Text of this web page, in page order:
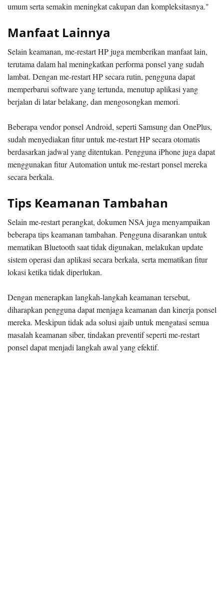
umum serta semakin meningkat cakupan dan kompleksitasnya."
Manfaat Lainnya
Selain keamanan, me-restart HP juga memberikan manfaat lain,
terutama dalam hal meningkatkan performa ponsel yang sudah
lambat. Dengan me-restart HP secara rutin, pengguna dapat
memperbarui software yang tertunda, menutup aplikasi yang
berjalan di latar belakang, dan mengosongkan memori.
Beberapa vendor ponsel Android, seperti Samsung dan OnePlus,
sudah menyediakan fitur untuk me-restart HP secara otomatis
berdasarkan jadwal yang ditentukan. Pengguna iPhone juga dapat
menggunakan fitur Automation untuk me-restart ponsel mereka
secara berkala.
Tips Keamanan Tambahan
Selain me-restart perangkat, dokumen NSA juga menyampaikan
beberapa tips keamanan tambahan. Pengguna disarankan untuk
mematikan Bluetooth saat tidak digunakan, melakukan update
sistem operasi dan aplikasi secara berkala, serta mematikan fitur
lokasi ketika tidak diperlukan.
Dengan menerapkan langkah-langkah keamanan tersebut,
diharapkan pengguna dapat menjaga keamanan dan kinerja ponsel
mereka. Meskipun tidak ada solusi ajaib untuk mengatasi semua
masalah keamanan siber, tindakan preventif seperti me-restart
ponsel dapat menjadi langkah awal yang efektif.